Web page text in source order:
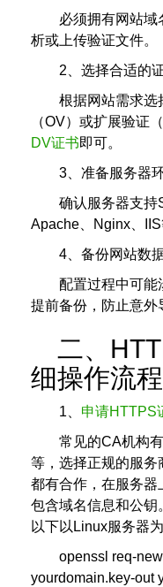
必须拥有网站
析或上传验证文件。
2、选择合适的
根据网站需求选
（OV）或扩展验证
DV证书即可。
3、准备服务器
确认服务器支持
Apache、Nginx、IIS
4、备份网站数
配置过程中可能
提前备份，防止意外
二、
细操作流程
1、 申请HTTPS
常见的CA机构有
等，选择正规的服务
都有合作，在服务器
包含域名信息和公钥
以下以Linux服务器为
openssl req-
yourdomain.key-out